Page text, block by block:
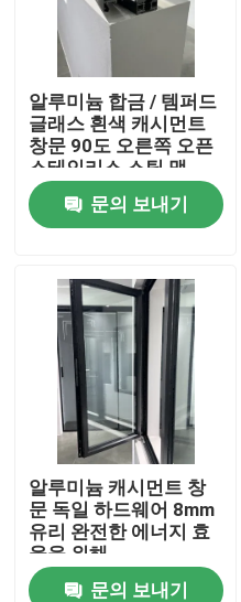
집
제품
비디오
우리에 대하여
공장 여행
품질 관리
알루미늄 합금 / 템퍼드
글래스 흰색 캐시먼트
창문 90도 오른쪽 오픈
스테인리스 스틸 맷
문의 보내기
알루미늄 캐시먼트 창
문 독일 하드웨어 8mm
유리 완전한 에너지 효
율을 위해
문의 보내기